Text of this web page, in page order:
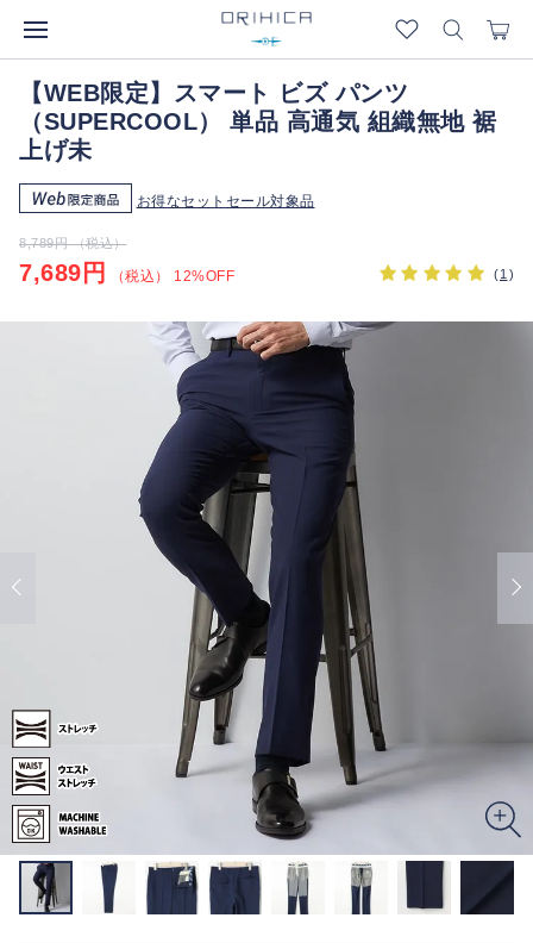
【WEB限定】スマート ビズ パンツ
（SUPERCOOL） 単品 高通気 組織無地 裾
上げ未
お得なセットセール対象品
8,789円 （税込）
7,689円 （税込） 12%OFF (1 )